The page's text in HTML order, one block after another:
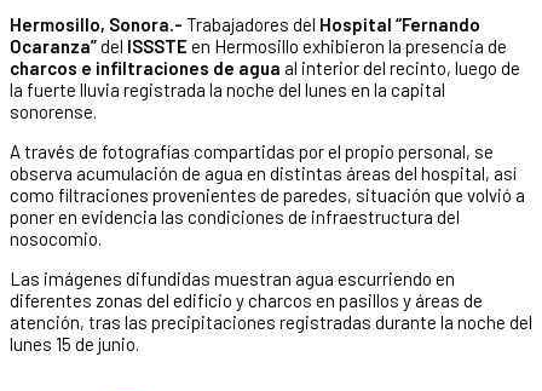
Hermosillo, Sonora.- Trabajadores del Hospital “Fernando
Ocaranza”del ISSSTEen Hermosillo exhibieron la presencia de
charcos e infiltraciones de agua al interior del recinto, luego de
la fuerte lluvia registrada la noche del lunes en la capital
sonorense.
A través de fotografías compartidas por el propio personal, se
observa acumulación de agua en distintas áreas del hospital, así
como filtraciones provenientes de paredes, situación que volvió a
poner en evidencia las condiciones de infraestructura del
nosocomio.
Las imágenes difundidas muestran agua escurriendo en
diferentes zonas del edificio y charcos en pasillos y áreas de
atención, tras las precipitaciones registradas durante la noche del
lunes 15 de junio.